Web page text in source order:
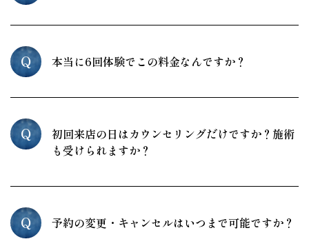
Q 本当に6回体験でこの料金なんですか？
Q
初回来店の日はカウンセリングだけですか？施術
も受けられますか？
Q 予約の変更・キャンセルはいつまで可能ですか？